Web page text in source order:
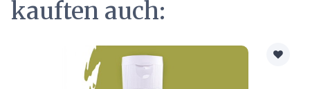
kauften auch: